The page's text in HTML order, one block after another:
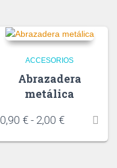
ACCESORIOS
Abrazadera
metálica
0,90 €- 2,00 €